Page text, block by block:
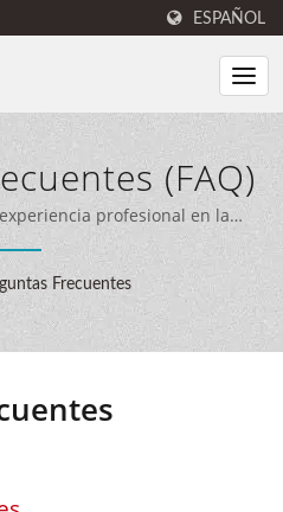
ESPAÑOL
(FAQ)
profesional en la
de sellos.
Frecuentes